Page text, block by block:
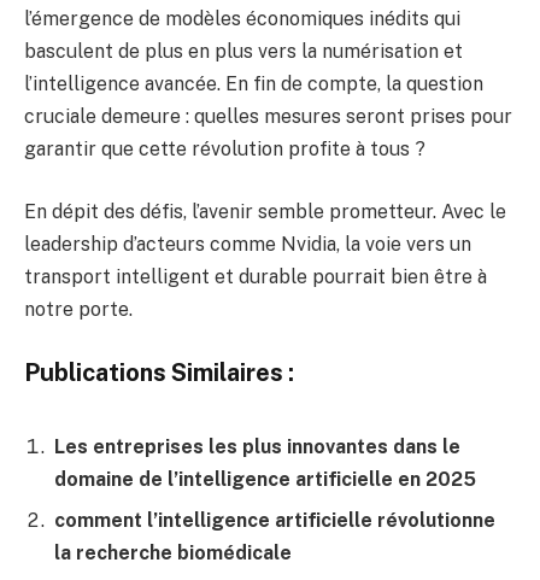
l’émergence de modèles économiques inédits qui
basculent de plus en plus vers la numérisation et
l’intelligence avancée. En fin de compte, la question
cruciale demeure : quelles mesures seront prises pour
garantir que cette révolution profite à tous ?
En dépit des défis, l’avenir semble prometteur. Avec le
leadership d’acteurs comme Nvidia, la voie vers un
transport intelligent et durable pourrait bien être à
notre porte.
Publications Similaires :
Les entreprises les plus innovantes dans le
domaine de l’intelligence artificielle en 2025
comment l’intelligence artificielle révolutionne
la recherche biomédicale